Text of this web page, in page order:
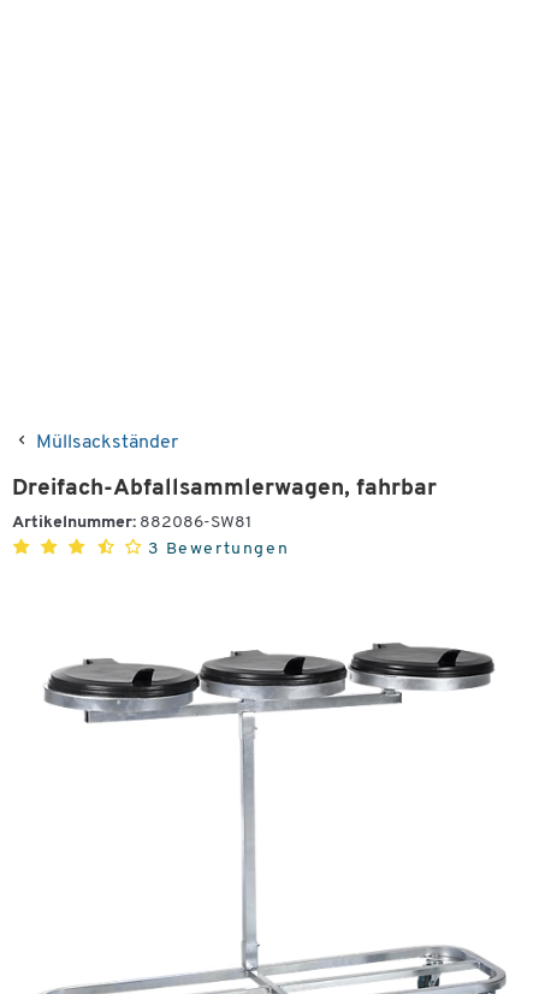
Müllsackständer
Dreifach-Abfallsammlerwagen, fahrbar
Artikelnummer: 882086-SW81
3 Bewertungen